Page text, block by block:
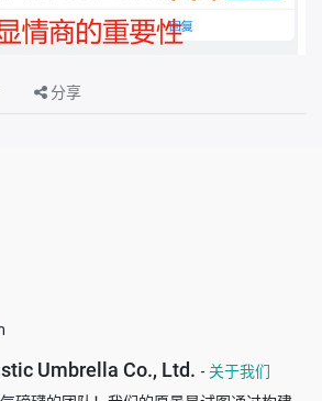
分享
Umbrella Co., Ltd. - 关于我们